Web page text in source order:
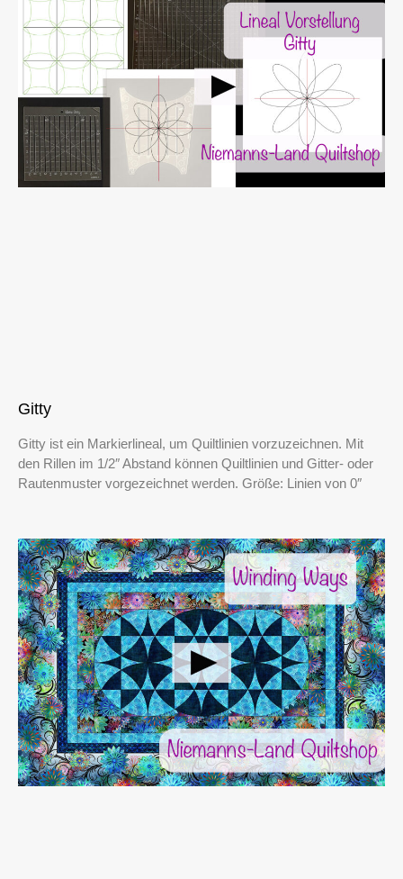
Gitty
Gitty ist ein Markierlineal, um Quiltlinien vorzuzeichnen. Mit
den Rillen im 1/2″ Abstand können Quiltlinien und Gitter- oder
Rautenmuster vorgezeichnet werden. Größe: Linien von 0″